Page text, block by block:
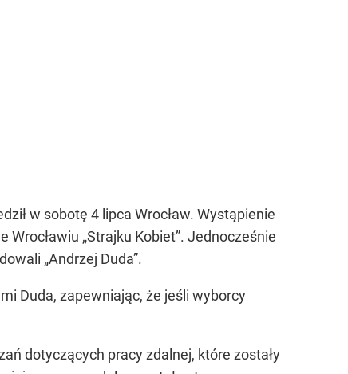
w sobotę 4 lipca Wrocław. Wystąpienie
„Strajku Kobiet”. Jednocześnie
„Andrzej Duda”.
Duda, zapewniając, że jeśli wyborcy
dotyczących pracy zdalnej, które zostały